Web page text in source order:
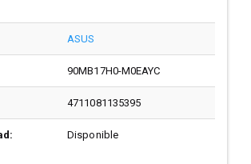
ASUS
90MB17H0-M0EAYC
4711081135395
Disponible